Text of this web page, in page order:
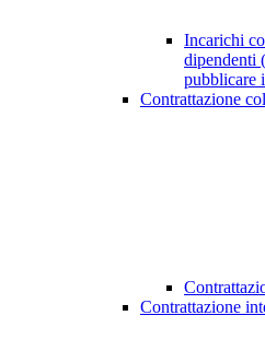
Incarichi
dipendenti
pubblicare
Contrattazione
Contrattazione